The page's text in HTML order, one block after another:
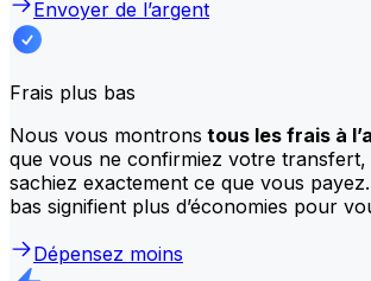
Envoyer de l’argent
Frais plus bas
Nous vous montrons tous les frais à
que vous ne confirmiez votre transfert,
sachiez exactement ce que vous
bas signifient plus d’économies pour
Dépensez moins